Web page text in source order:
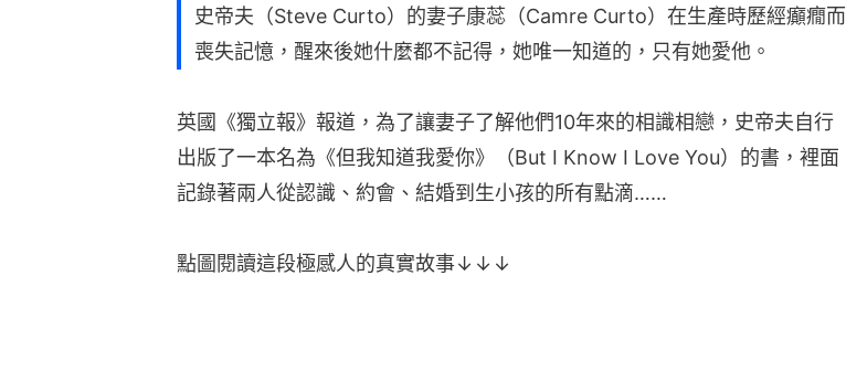
史帝夫（Steve Curto）的妻子康蕊（Camre Curto）在生產時歷經癲癇而
喪失記憶，醒來後她什麼都不記得，她唯一知道的，只有她愛他。
英國《獨立報》報道，為了讓妻子了解他們10年來的相識相戀，史帝夫自行
出版了一本名為《但我知道我愛你》（But I Know I Love You）的書，裡面
記錄著兩人從認識、約會、結婚到生小孩的所有點滴……
點圖閱讀這段極感人的真實故事↓↓↓